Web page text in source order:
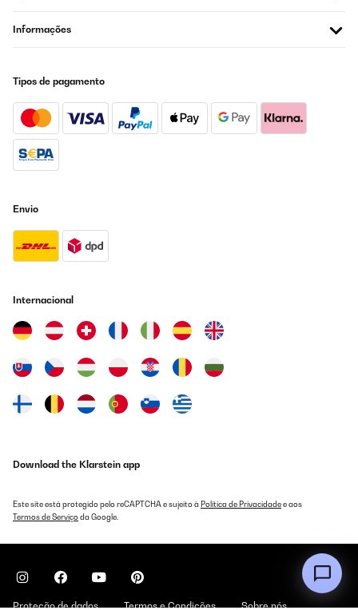
Informações
Tipos de pagamento
Envio
Internacional
Download the Klarstein app
Este site está protegido pelo reCAPTCHA e sujeito à Política de Privacidadee aos
Termos de Serviçoda Google.
Proteção de dados Termos e Condições Sobre nós